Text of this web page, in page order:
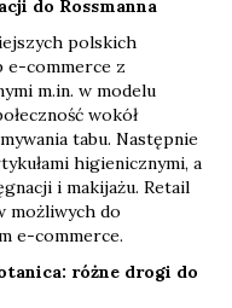
do Rossmanna
polskich
e-commerce z
m.in. w modelu
wokół
tabu. Następnie
higienicznymi, a
i makijażu. Retail
możliwych do
e-commerce.
różne drogi do